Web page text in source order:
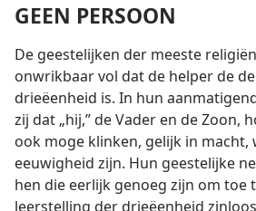
GEEN PERSOON
De geestelijken der meeste
onwrikbaar vol dat de helper de
drieëenheid is. In hun
zij dat „hij,” de Vader en de Zoon,
ook moge klinken, gelijk in macht,
eeuwigheid zijn. Hun geestelijke
hen die eerlijk genoeg zijn om toe
leerstelling der drieëenheid